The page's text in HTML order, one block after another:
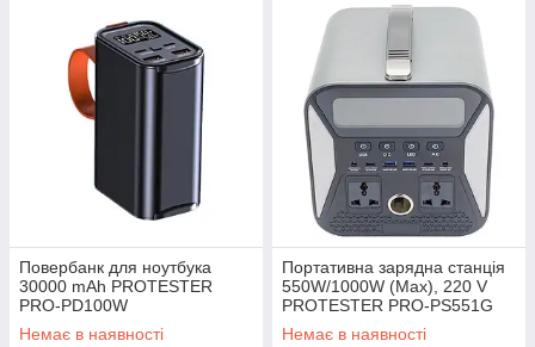
Повербанк для ноутбука
30000 mAh PROTESTER
PRO-PD100W
Немає в наявності
Портативна зарядна станція
550W/1000W (Max), 220 V
PROTESTER PRO-PS551G
Немає в наявності